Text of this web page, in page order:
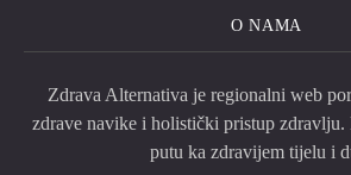
O NAMA
Zdrava Alternativa je regionalni web
zdrave navike i holistički pristup zdravlju.
putu ka zdravijem tijelu i